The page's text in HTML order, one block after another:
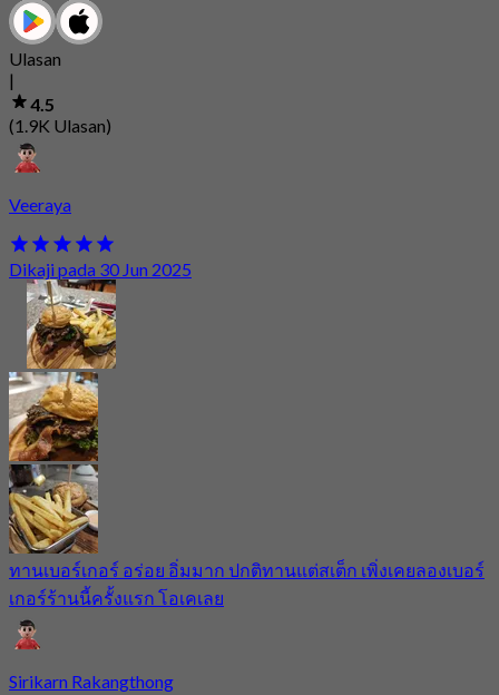
Ulasan
|
4.5
(1.9K Ulasan)
Veeraya
Dikaji pada 30 Jun 2025
ทานเบอร์เกอร์ อร่อย อิ่มมาก ปกติทานแต่สเต็ก เพิ่งเคยลองเบอร์
เกอร์ร้านนี้ครั้งแรก โอเคเลย
Sirikarn Rakangthong